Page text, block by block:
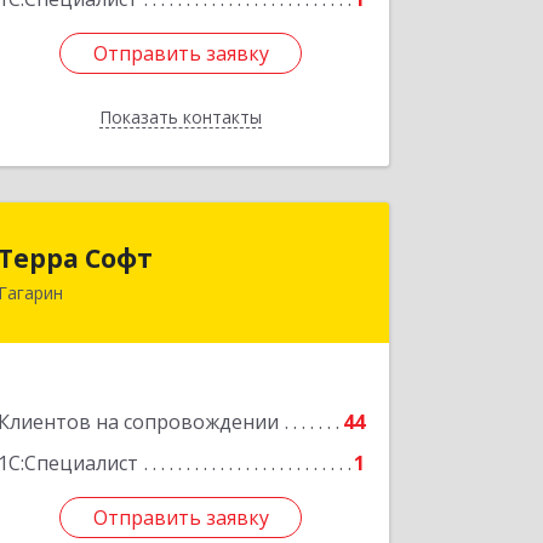
Отправить заявку
Показать контакты
Отправить заявку
Назад
Терра Софт
Гагарин
Клиентов на сопровождении
44
1С:Специалист
1
Отправить заявку
215010, Смоленская обл, Гагарин г,
Отправить заявку